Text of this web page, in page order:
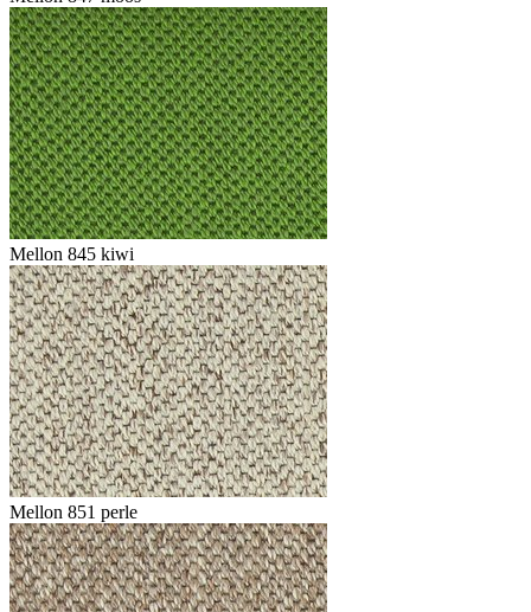
Mellon 845 kiwi
Mellon 851 perle